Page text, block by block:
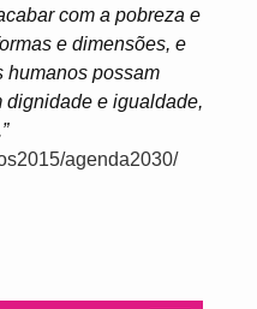
com a pobreza e
e dimensões, e
humanos possam
dignidade e igualdade,
agenda2030/